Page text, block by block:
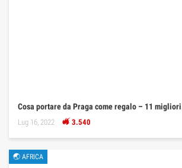
Cosa portare da Praga come regalo – 11
Lug 16, 2022 3.540
🌏 AFRICA